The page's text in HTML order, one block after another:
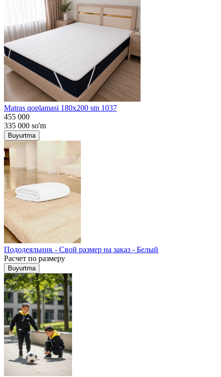
Matras qoplamasi 180x200 sm 1037
455 000
335 000 so'm
Buyurtma
Пододеяльник - Свой размер на заказ - Белый
Расчет по размеру
Buyurtma